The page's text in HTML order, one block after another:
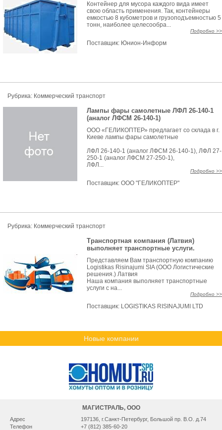
Контейнер для мусора каждого вида имеет
свою область применения. Так, контейнеры
емкостью 8 кубометров и грузоподъемностью 5
тонн, наиболее целесообра...
Подробно >>
Поставщик: Юнион-Информ
Рубрика: Коммерческий транспорт
Лампы фары самолетные ЛФЛ 26-140-1
(аналог ЛФСМ 26-140-1)
ООО «ГЕЛИКОПТЕР» предлагает со склада в г.
Киеве лампы фары самолетные
ЛФЛ 26-140-1 (аналог ЛФСМ 26-140-1), ЛФЛ 27-
250-1 (аналог ЛФСМ 27-250-1),
ЛФЛ...
Подробно >>
Поставщик: ООО "ГЕЛИКОПТЕР"
Рубрика: Коммерческий транспорт
Транспортная компания (Латвия)
выполняет транспортные услуги.
Представляем Вам транспортную компанию
Logistikas Risinajumi SIA (ООО Логистические
решения.) Латвия
Наша компания выполняет транспортные
услуги с на...
Подробно >>
Поставщик: LOGISTIKAS RISINAJUMI LTD
Новые компании
МАГИСТРАЛЬ, ООО
Адрес
197136, г.Санкт-Петербург, Большой пр. В.О. д.74
Телефон
+7 (812) 385-60-20